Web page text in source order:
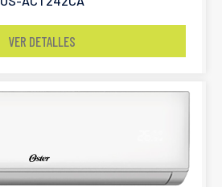
VER DETALLES